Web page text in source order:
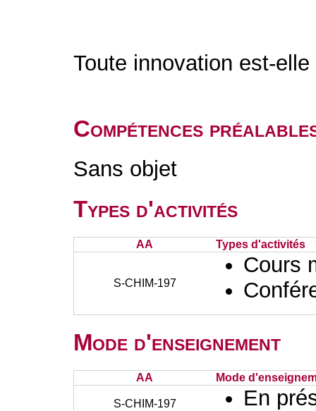
Toute innovation est-
Compétences
Sans objet
Types d'activités
AA Types d'activités
S-CHIM-197
Cours
Mode d'enseignement
AA Mode
S-CHIM-197 En